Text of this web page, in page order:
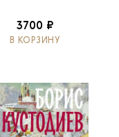
3700 ₽
В КОРЗИНУ